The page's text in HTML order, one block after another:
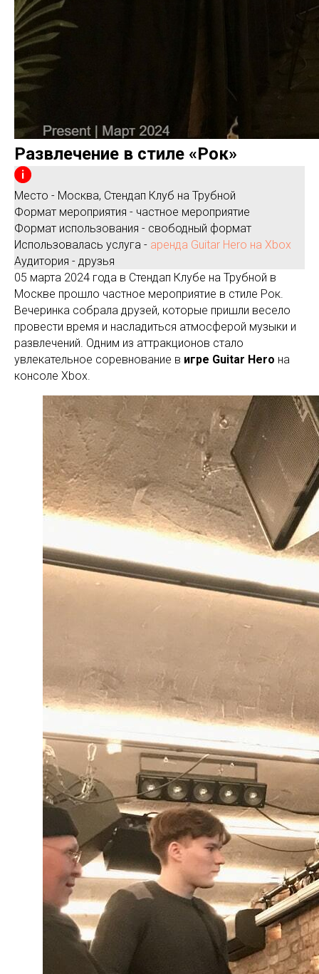
Развлечение в стиле «Рок»
Место - Москва, Стендап Клуб на Трубной
Формат мероприятия - частное мероприятие
Формат использования - свободный формат
Использовалась услуга - аренда Guitar Hero на Xbox
Аудитория - друзья
05 марта 2024 года в Стендап Клубе на Трубной в
Москве прошло частное мероприятие в стиле Рок.
Вечеринка собрала друзей, которые пришли весело
провести время и насладиться атмосферой музыки и
развлечений. Одним из аттракционов стало
увлекательное соревнование в игре Guitar Hero на
консоле Xbox.